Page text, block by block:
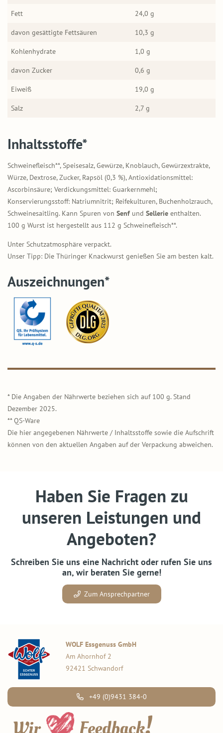
Fett 24,0 g
davon gesättigte Fettsäuren 10,3 g
Kohlenhydrate 1,0 g
davon Zucker 0,6 g
Eiweiß 19,0 g
Salz 2,7 g
Inhaltsstoffe*
Schweinefleisch**, Speisesalz, Gewürze, Knoblauch, Gewürzextrakte,
Würze, Dextrose, Zucker, Rapsöl (0,3 %), Antioxidationsmittel:
Ascorbinsäure; Verdickungsmittel: Guarkernmehl;
Konservierungsstoff: Natriumnitrit; Reifekulturen, Buchenholzrauch,
Schweinesaitling. Kann Spuren von Senf und Sellerie enthalten.
100 g Wurst ist hergestellt aus 112 g Schweinefleisch**.
Unter Schutzatmosphäre verpackt.
Unser Tipp: Die Thüringer Knackwurst genießen Sie am besten kalt.
Auszeichnungen*
* Die Angaben der Nährwerte beziehen sich auf 100 g. Stand
Dezember 2025.
** QS-Ware
Die hier angegebenen Nährwerte / Inhaltsstoffe sowie die Aufschrift
können von den aktuellen Angaben auf der Verpackung abweichen.
Haben Sie Fragen zu
unseren Leistungen und
Angeboten?
Schreiben Sie uns eine Nachricht oder rufen Sie uns
an, wir beraten Sie gerne!
Zum Ansprechpartner
WOLF Essgenuss GmbH
Am Ahornhof 2
92421 Schwandorf
+49 (0)9431 384-0